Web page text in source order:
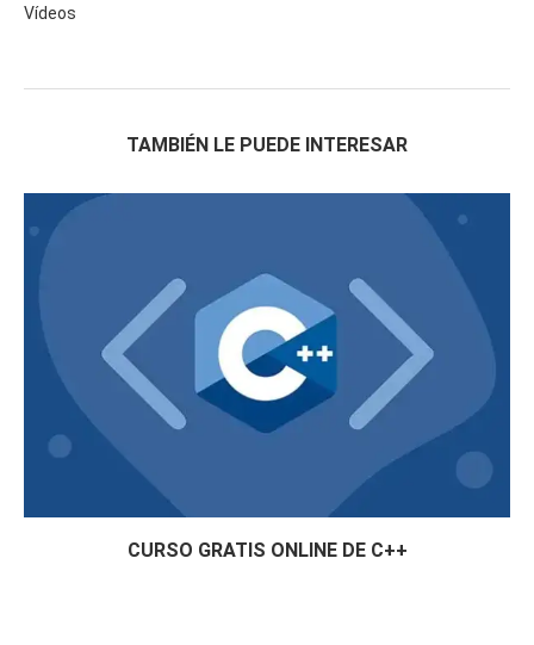
Vídeos
TAMBIÉN LE PUEDE INTERESAR
CURSO GRATIS ONLINE DE C++